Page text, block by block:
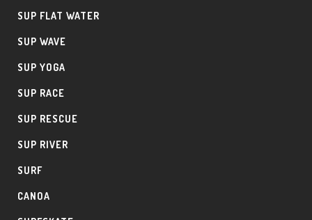
SUP FLAT WATER
SUP WAVE
SUP YOGA
SUP RACE
SUP RESCUE
SUP RIVER
SURF
CANOA